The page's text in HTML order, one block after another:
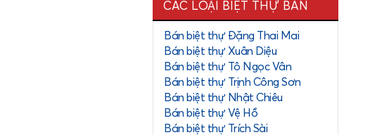
CÁC LOẠI BIỆT THỰ BÁN
Bán biệt thự Đặng Thai Mai
Bán biệt thự Xuân Diệu
Bán biệt thự Tô Ngọc Vân
Bán biệt thự Trịnh Công Sơn
Bán biệt thự Nhật Chiêu
Bán biệt thự Vệ Hồ
Bán biệt thự Trích Sài